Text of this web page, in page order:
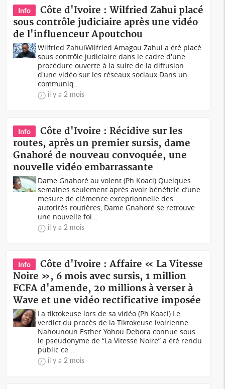
Info
Côte d'Ivoire : Wilfried Zahui placé
sous contrôle judiciaire après une vidéo
de l'influenceur Apoutchou
Wilfried ZahuiWilfried Amagou Zahui a été placé
sous contrôle judiciaire dans le cadre d'une
procédure ouverte à la suite de la diffusion
d'une vidéo sur les réseaux sociaux.Dans un
communiq...
il y a 2 mois
Info
Côte d'Ivoire : Récidive sur les
routes, après un premier sursis, dame
Gnahoré de nouveau convoquée, une
nouvelle vidéo embarrassante
Dame Gnahoré au volent (Ph Koaci) Quelques
semaines seulement après avoir bénéficié d’une
mesure de clémence exceptionnelle des
autorités routières, Dame Gnahoré se retrouve
une nouvelle foi...
il y a 2 mois
Info
Côte d'Ivoire : Affaire « La Vitesse
Noire », 6 mois avec sursis, 1 million
FCFA d'amende, 20 millions à verser à
Wave et une vidéo rectificative imposée
La tiktokeuse lors de sa vidéo (Ph Koaci) Le
verdict du procès de la Tiktokeuse ivoirienne
Nahounoun Esther Yohou Debora connue sous
le pseudonyme de “La Vitesse Noire” a été rendu
public ce...
il y a 2 mois